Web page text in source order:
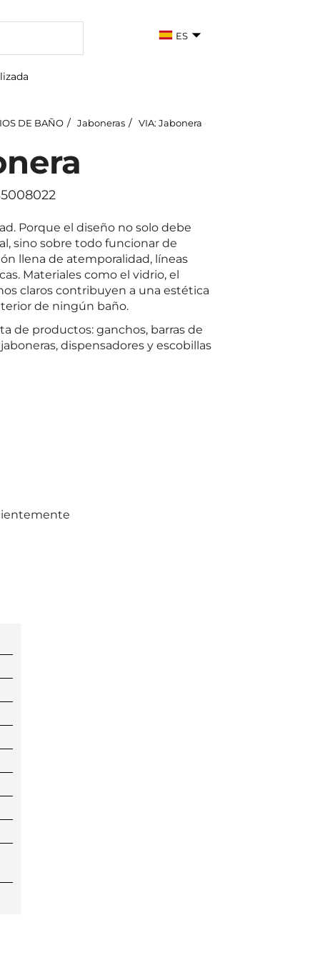
ES
DE BAÑO Jaboneras VIA: Jabonera
Porque el diseño no solo debe
sino sobre todo funcionar de
llena de atemporalidad, líneas
Materiales como el vidrio, el
claros contribuyen a una estética
de ningún baño.
de productos: ganchos, barras de
dispensadores y escobillas